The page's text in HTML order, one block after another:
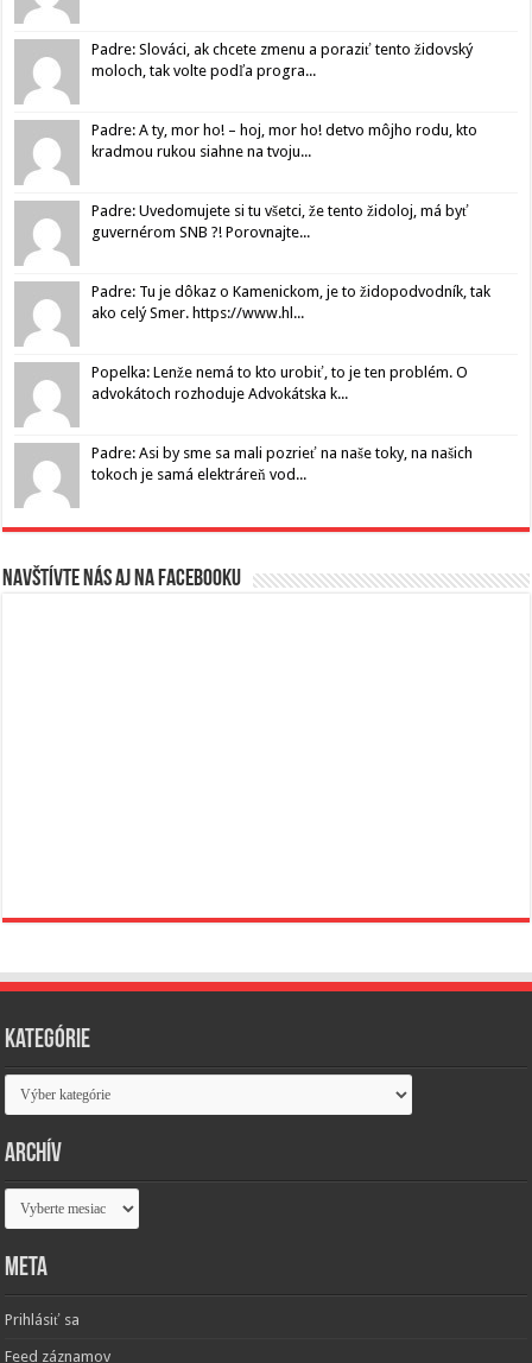
Padre: Slováci, ak chcete zmenu a poraziť tento židovský
moloch, tak volte podľa progra...
Padre: A ty, mor ho! – hoj, mor ho! detvo môjho rodu, kto
kradmou rukou siahne na tvoju...
Padre: Uvedomujete si tu všetci, že tento židoloj, má byť
guvernérom SNB ?! Porovnajte...
Padre: Tu je dôkaz o Kamenickom, je to židopodvodník, tak
ako celý Smer. https://www.hl...
Popelka: Lenže nemá to kto urobiť, to je ten problém. O
advokátoch rozhoduje Advokátska k...
Padre: Asi by sme sa mali pozrieť na naše toky, na našich
tokoch je samá elektráreň vod...
Navštívte nás aj na Facebooku
Kategórie
Kategórie
Archív
Archív
Meta
Prihlásiť sa
Feed záznamov